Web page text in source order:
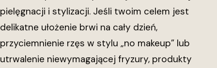
pielęgnacji i stylizacji. Jeśli twoim celem jest
delikatne ułożenie brwi na cały dzień,
przyciemnienie rzęs w stylu „no makeup” lub
utrwalenie niewymagającej fryzury, produkty